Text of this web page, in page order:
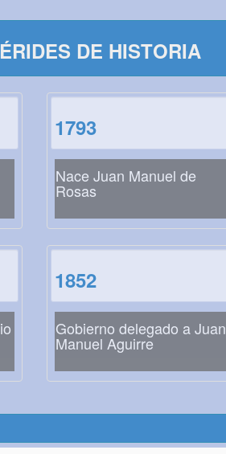
DE HISTORIA
1793
Nace Juan Manuel de
Rosas
1852
Gobierno delegado a Juan
Manuel Aguirre